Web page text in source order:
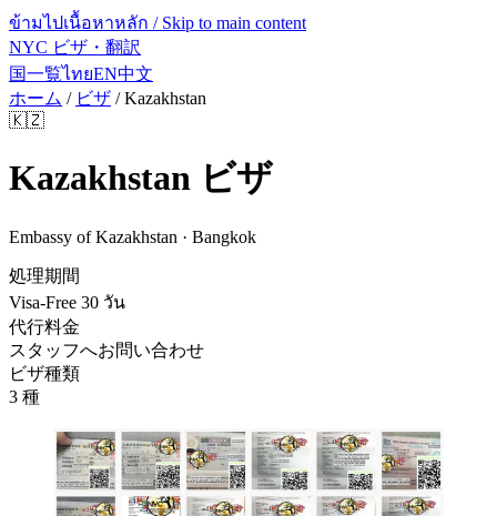
ข้ามไปเนื้อหาหลัก / Skip to main content
NYC ビザ・翻訳
国一覧ไทยEN中文
ホーム / ビザ /Kazakhstan
🇰🇿
Kazakhstan ビザ
Embassy of Kazakhstan · Bangkok
処理期間
Visa-Free 30 วัน
代行料金
スタッフへお問い合わせ
ビザ種類
3 種